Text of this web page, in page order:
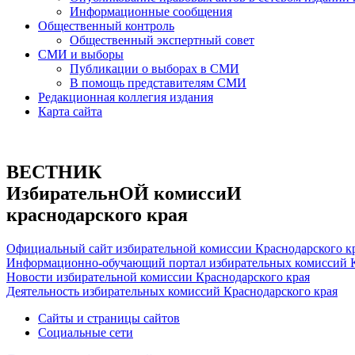
Информационные сообщения
Общественный контроль
Общественный экспертный совет
СМИ и выборы
Публикации о выборах в СМИ
В помощь представителям СМИ
Редакционная коллегия издания
Карта сайта
ВЕСТНИК
ИзбирательнОЙ комиссиИ
краснодарского края
Официальный сайт избирательной комиссии Краснодарского
Информационно-обучающий портал избирательных комиссий
Новости избирательной комиссии Краснодарского края
Деятельность избирательных комиссий Краснодарского края
Сайты и страницы сайтов
Социальные сети